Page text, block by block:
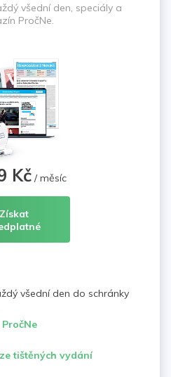
všední den, speciály a
PročNe.
Kč/ měsíc
Získat
všední den do schránky
tištěných vydání